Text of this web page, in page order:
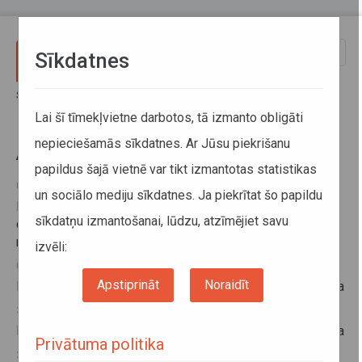
Sākums
Aktuālā informācija
09. augusts 2019, 10:35
Robežšķērsotāju ievērībai: Sakarā ar rekonstrukcijas
darbiem Terehovas robežkontroles punktā var veidoties
rindas
06. augusts 2019, 15:11
Informācija par izslēgšanu no Taksometru vadītāju reģistra
30. jūlijs 2019, 11:49
Informācija par izslēgšanu no Taksometru vadītāju reģistra
23. jūlijs 2019, 14:29
Sīkdatnes
Lai šī tīmekļvietne darbotos, tā izmanto obligāti
nepieciešamās sīkdatnes. Ar Jūsu piekrišanu
papildus šajā vietnē var tikt izmantotas statistikas
un sociālo mediju sīkdatnes. Ja piekrītat šo papildu
sīkdatņu izmantošanai, lūdzu, atzīmējiet savu
izvēli:
Apstiprināt Noraidīt
Privātuma politika